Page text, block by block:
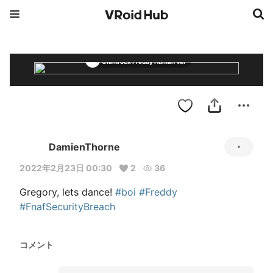
Glamrock Freddy Human Ver
DamienThorne
2022年2月23日 00:30 2 36
Gregory, lets dance! #boi #Freddy
#FnafSecurityBreach
コメント